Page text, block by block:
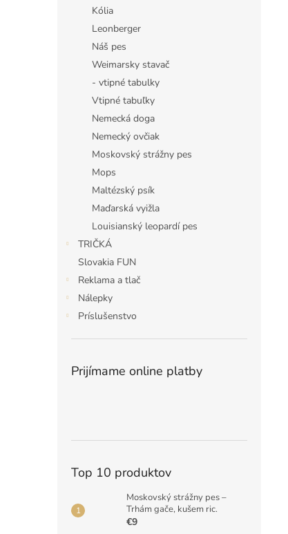
Kólia
Leonberger
Náš pes
Weimarsky stavač
- vtipné tabulky
Vtipné tabuľky
Nemecká doga
Nemecký ovčiak
Moskovský strážny pes
Mops
Maltézský psík
Maďarská vyižla
Louisianský leopardí pes
TRIČKÁ
Slovakia FUN
Reklama a tlač
Nálepky
Príslušenstvo
Prijímame online platby
Top 10 produktov
Moskovský strážny pes –
Trhám gače, kušem ric.
€9